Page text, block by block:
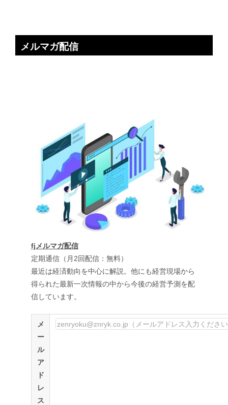
メルマガ配信
fjメルマガ配信
定期通信（月2回配信：無料）
最近は経済動向を中心に解説。他にも経営現場から
得られた最新一次情報の中から今後の経営予測を配
信しています。
メ
ー
ル
ア
ド
レ
ス